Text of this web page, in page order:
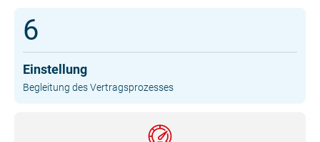
6
Einstellung
Begleitung des Vertragsprozesses